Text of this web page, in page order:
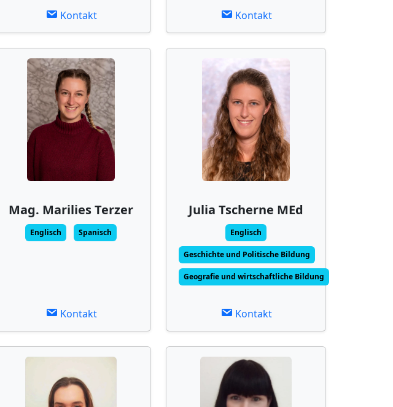
Kontakt Kontakt
Mag. Marilies Terzer
Englisch Spanisch
Kontakt
Julia Tscherne MEd
Englisch
Geschichte und Politische Bildung
Geografie und wirtschaftliche Bildung
Kontakt